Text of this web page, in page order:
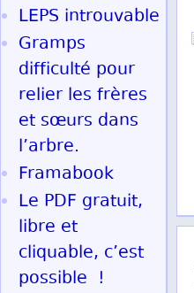
LEPS introuvable
Gramps
difficulté pour
relier les frères
et sœurs dans
l’arbre.
Framabook
Le PDF gratuit,
libre et
cliquable, c’est
possible !